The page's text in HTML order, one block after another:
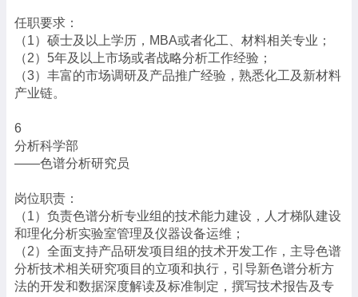
任职要求：
（1）硕士及以上学历，MBA或者化工、材料相关专业；
（2）5年及以上市场或者战略分析工作经验；
（3）丰富的市场调研及产品推广经验，熟悉化工及新材料
产业链。
6
分析科学部
——色谱分析研究员
岗位职责：
（1）负责色谱分析专业组的技术能力建设，人才梯队建设
和理化分析实验室管理及仪器设备运维；
（2）全面支持产品研发项目组的技术开发工作，主导色谱
分析技术相关研究项目的立项和执行，引导新色谱分析方
法的开发和数据深度解读及标准制定，撰写技术报告及专